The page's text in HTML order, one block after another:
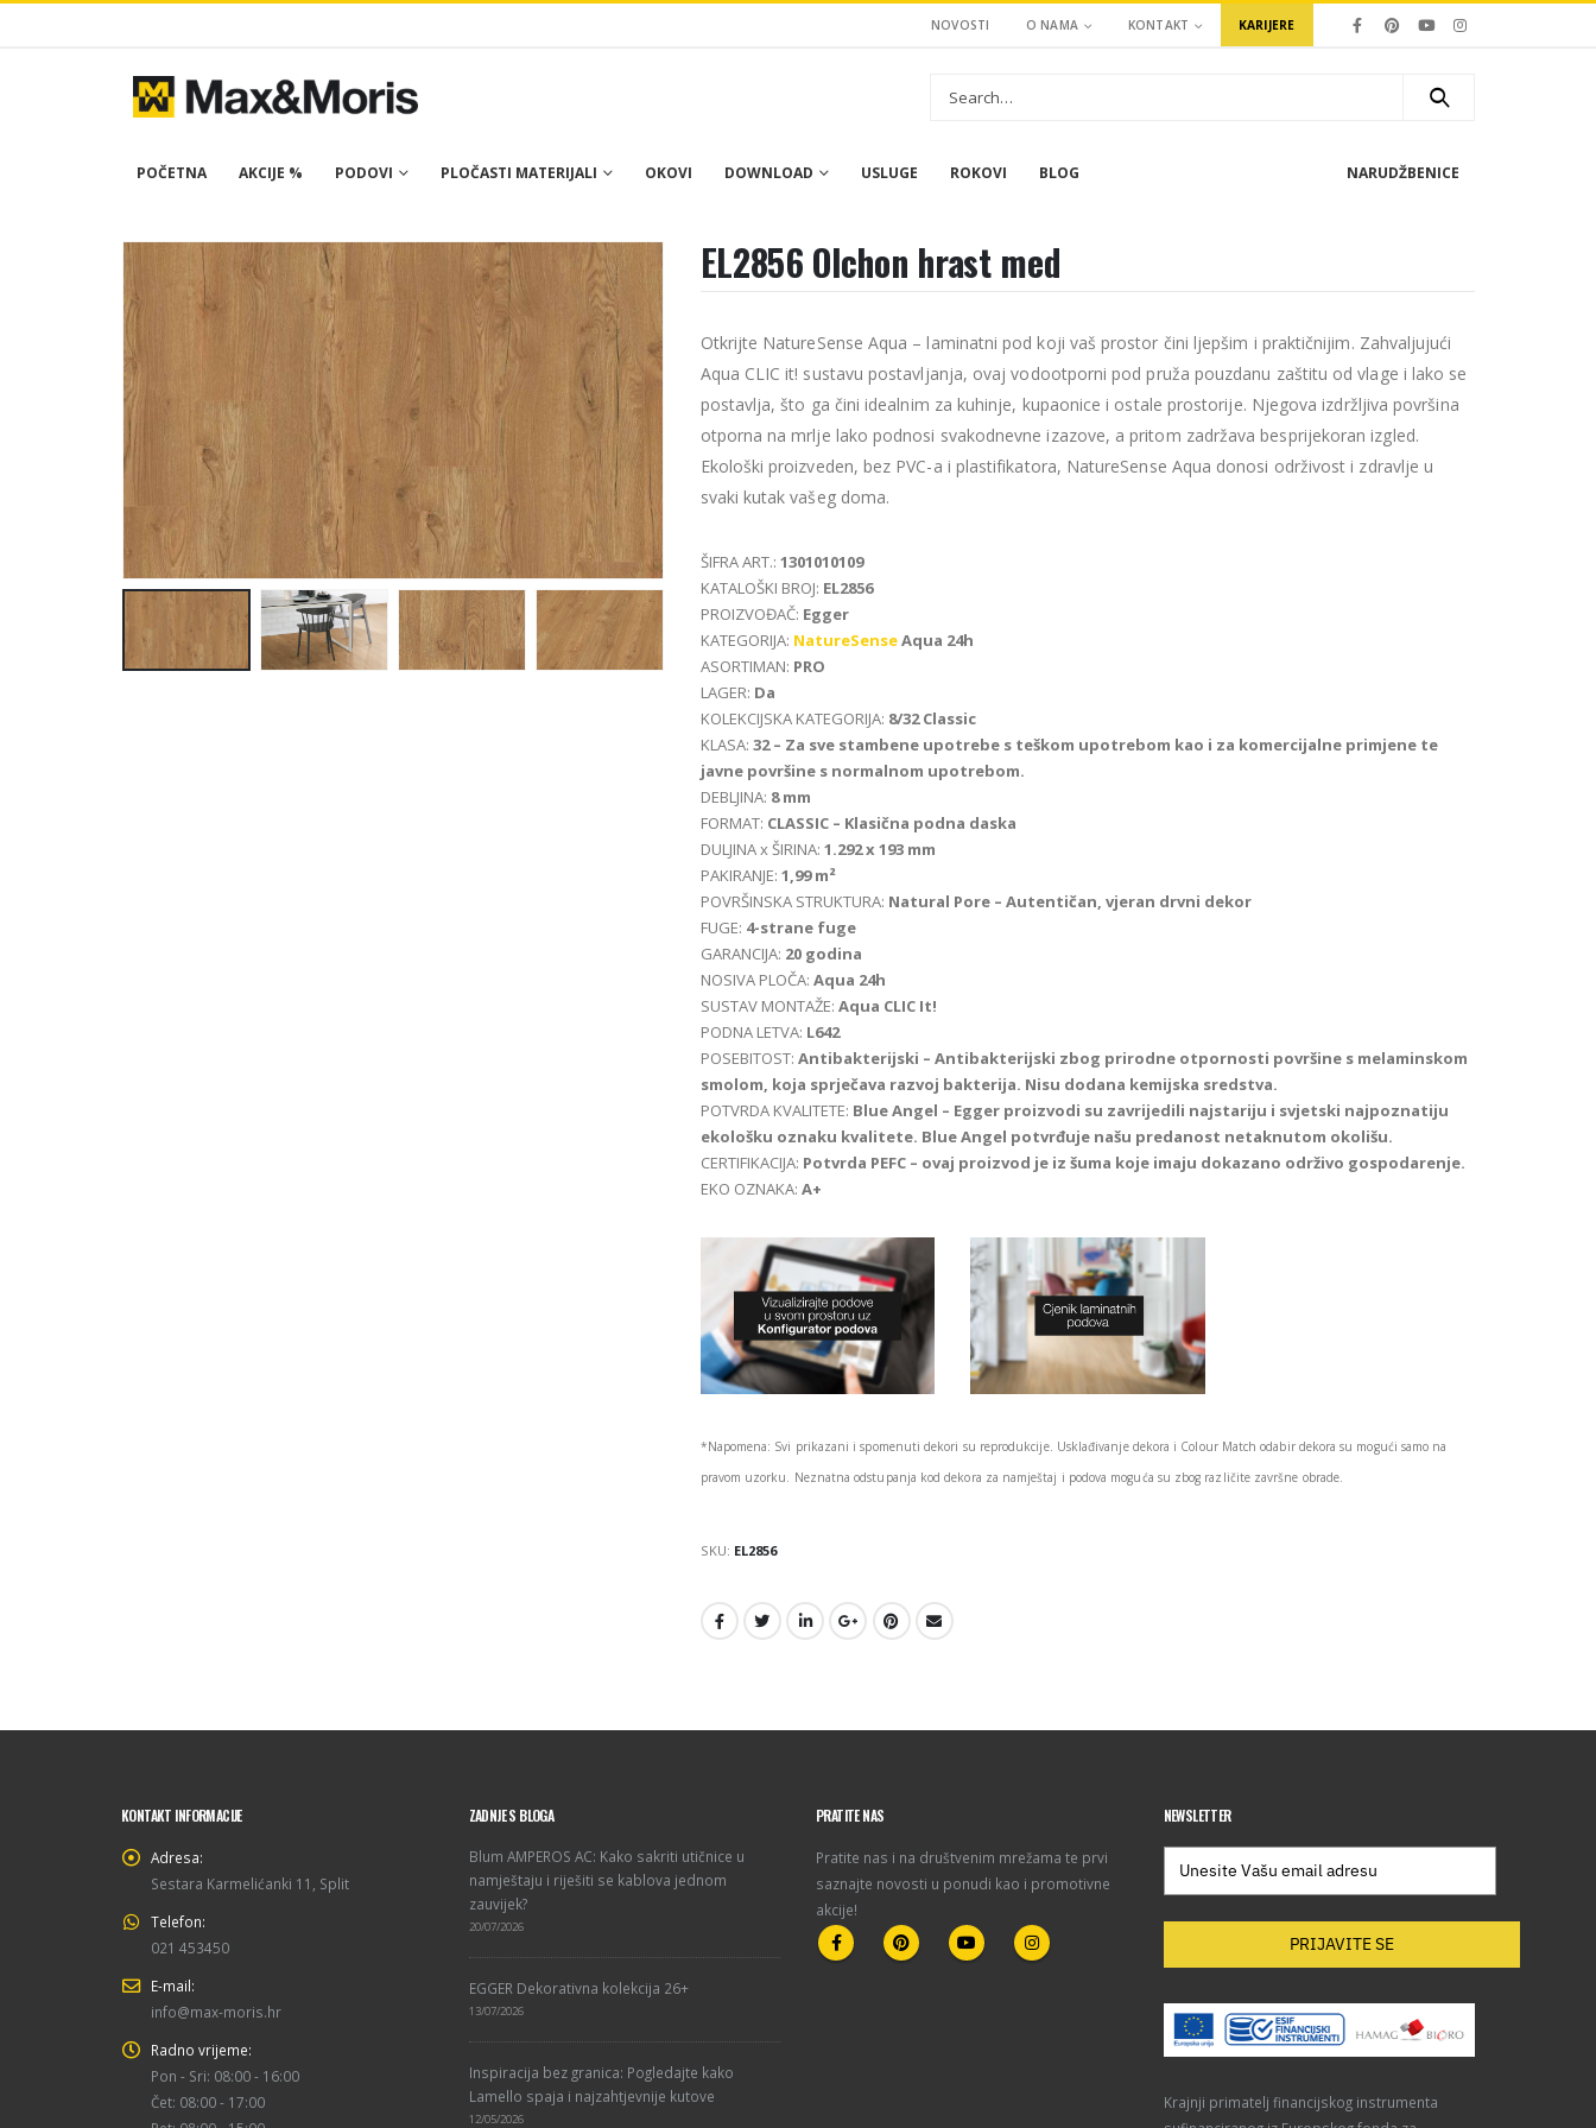
NOVOSTI O NAMA KONTAKT KARIJERE
POČETNA AKCIJE % PODOVI PLOČASTI MATERIJALI OKOVI DOWNLOAD USLUGE ROKOVI BLOG NARUDŽBENICE
EL2856 Olchon hrast med
Otkrijte NatureSense Aqua – laminatni pod koji vaš prostor čini ljepšim i praktičnijim. Zahvaljujući
Aqua CLIC it! sustavu postavljanja, ovaj vodootporni pod pruža pouzdanu zaštitu od vlage i lako se
postavlja, što ga čini idealnim za kuhinje, kupaonice i ostale prostorije. Njegova izdržljiva površina
otporna na mrlje lako podnosi svakodnevne izazove, a pritom zadržava besprijekoran izgled.
Ekološki proizveden, bez PVC-a i plastifikatora, NatureSense Aqua donosi održivost i zdravlje u
svaki kutak vašeg doma.
ŠIFRA ART.: 1301010109
KATALOŠKI BROJ: EL2856
PROIZVOĐAČ: Egger
KATEGORIJA: NatureSenseAqua 24h
ASORTIMAN: PRO
LAGER: Da
KOLEKCIJSKA KATEGORIJA: 8/32 Classic
KLASA: 32 – Za sve stambene upotrebe s teškom upotrebom kao i za komercijalne primjene te
javne površine s normalnom upotrebom.
DEBLJINA: 8 mm
FORMAT: CLASSIC – Klasična podna daska
DULJINA x ŠIRINA: 1.292 x 193 mm
PAKIRANJE: 1,99 m²
POVRŠINSKA STRUKTURA: Natural Pore – Autentičan, vjeran drvni dekor
FUGE: 4-strane fuge
GARANCIJA: 20 godina
NOSIVA PLOČA: Aqua 24h
SUSTAV MONTAŽE: Aqua CLIC It!
PODNA LETVA: L642
POSEBITOST: Antibakterijski – Antibakterijski zbog prirodne otpornosti površine s melaminskom
smolom, koja sprječava razvoj bakterija. Nisu dodana kemijska sredstva.
POTVRDA KVALITETE: Blue Angel – Egger proizvodi su zavrijedili najstariju i svjetski najpoznatiju
ekološku oznaku kvalitete. Blue Angel potvrđuje našu predanost netaknutom okolišu.
CERTIFIKACIJA: Potvrda PEFC – ovaj proizvod je iz šuma koje imaju dokazano održivo gospodarenje.
EKO OZNAKA: A+
*Napomena: Svi prikazani i spomenuti dekori su reprodukcije. Usklađivanje dekora i Colour Match odabir dekora su mogući samo na
pravom uzorku. Neznatna odstupanja kod dekora za namještaj i podova moguća su zbog različite završne obrade.
SKU: EL2856
KONTAKT INFORMACIJE
Adresa:
Sestara Karmelićanki 11, Split
Telefon:
021 453450
E-mail:
info@max-moris.hr
Radno vrijeme:
Pon - Sri: 08:00 - 16:00
Čet: 08:00 - 17:00
ZADNJE S BLOGA
Blum AMPEROS AC: Kako sakriti utičnice u
namještaju i riješiti se kablova jednom
zauvijek?
20/07/2026
EGGER Dekorativna kolekcija 26+
13/07/2026
Inspiracija bez granica: Pogledajte kako
Lamello spaja i najzahtjevnije kutove
12/05/2026
PRATITE NAS
Pratite nas i na društvenim mrežama te prvi
saznajte novosti u ponudi kao i promotivne
akcije!
NEWSLETTER
PRIJAVITE SE
Krajnji primatelj financijskog instrumenta